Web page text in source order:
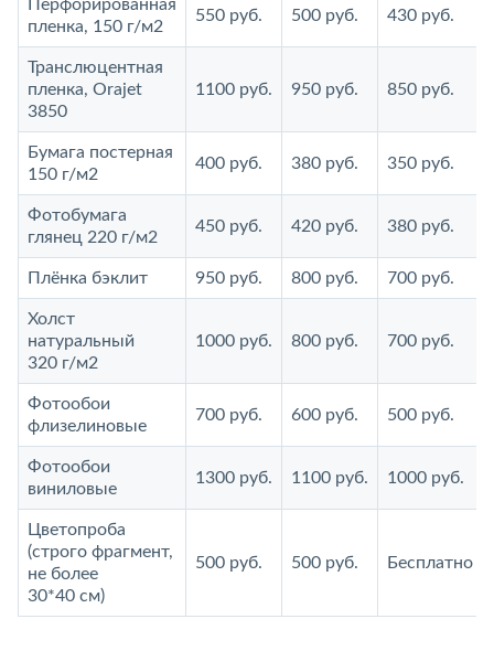
Перфорированная
пленка, 150 г/м2
550 руб. 500 руб. 430 руб.
Транслюцентная
пленка, Orajet
3850
1100 руб. 950 руб. 850 руб.
Бумага постерная
150 г/м2
400 руб. 380 руб. 350 руб.
Фотобумага
глянец 220 г/м2
450 руб. 420 руб. 380 руб.
Плёнка бэклит 950 руб. 800 руб. 700 руб.
Холст
натуральный
320 г/м2
1000 руб. 800 руб. 700 руб.
Фотообои
флизелиновые
700 руб. 600 руб. 500 руб.
Фотообои
виниловые
1300 руб. 1100 руб. 1000 руб.
Цветопроба
(строго фрагмент,
не более
30*40 см)
500 руб. 500 руб. Бесплатно